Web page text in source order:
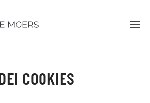
COOKIES